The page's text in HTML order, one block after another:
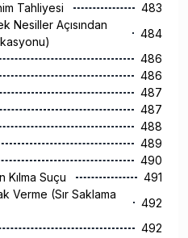
Tahliyesi
483
Nesiller Açısından
484
486
486
487
487
488
489
490
Kılma Suçu
491
Verme (Sır Saklama
492
492